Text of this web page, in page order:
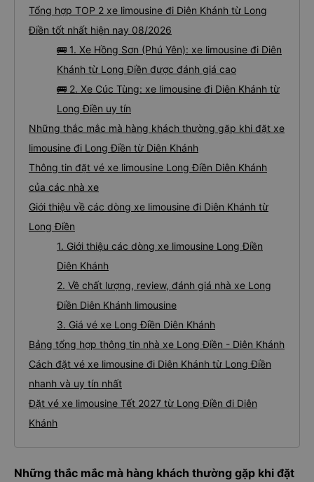
Tổng hợp TOP 2 xe limousine đi Diên Khánh từ Long
Điền tốt nhất hiện nay 08/2026
🚌 1. Xe Hồng Sơn (Phú Yên): xe limousine đi Diên
Khánh từ Long Điền được đánh giá cao
🚌 2. Xe Cúc Tùng: xe limousine đi Diên Khánh từ
Long Điền uy tín
Những thắc mắc mà hàng khách thường gặp khi đặt xe
limousine đi Long Điền từ Diên Khánh
Thông tin đặt vé xe limousine Long Điền Diên Khánh
của các nhà xe
Giới thiệu về các dòng xe limousine đi Diên Khánh từ
Long Điền
1. Giới thiệu các dòng xe limousine Long Điền
Diên Khánh
2. Về chất lượng, review, đánh giá nhà xe Long
Điền Diên Khánh limousine
3. Giá vé xe Long Điền Diên Khánh
Bảng tổng hợp thông tin nhà xe Long Điền - Diên Khánh
Cách đặt vé xe limousine đi Diên Khánh từ Long Điền
nhanh và uy tín nhất
Đặt vé xe limousine Tết 2027 từ Long Điền đi Diên
Khánh
Những thắc mắc mà hàng khách thường gặp khi đặt